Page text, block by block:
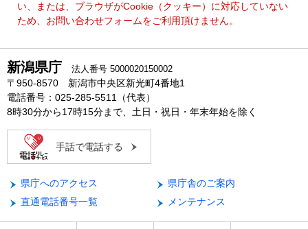
い、または、ブラウザがCookie（クッキー）に対応していない
ため、お問い合わせフォームをご利用頂けません。
新潟県庁 法人番号 5000020150002
〒950-8570 新潟市中央区新光町4番地1
電話番号：025-285-5511（代表）
8時30分から17時15分まで、土日・祝日・年末年始を除く
手話で電話する
県庁へのアクセス
県庁舎のご案内
直通電話番号一覧
メンテナンス